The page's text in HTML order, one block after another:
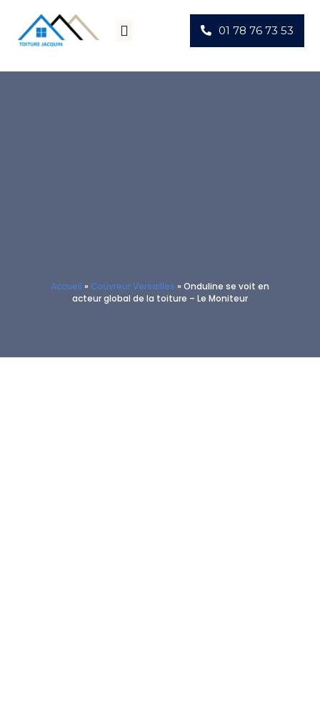
01 78 76 73 53
Accueil » Couvreur Versailles » Onduline se voit en
acteur global de la toiture – Le Moniteur